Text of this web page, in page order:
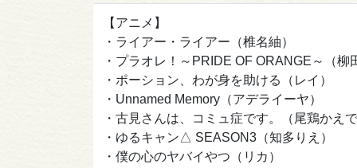
【アニメ】
・ライアー・ライアー（椎名紬）
・プラオレ！～PRIDE OF ORANGE～（柳
・ポーション、わが身を助ける（レイ）
・Unnamed Memory（アデライーヤ）
・古見さんは、コミュ症です。（尾鶏かえで
・ゆるキャン△ SEASON3（知多りえ）
・僕の心のヤバイやつ（リカ）